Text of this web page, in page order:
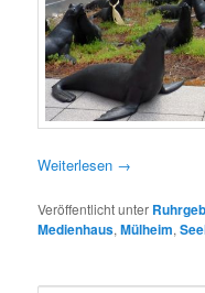
Weiterlesen →
Veröffentlicht unter
Medienhaus,Mülheim,